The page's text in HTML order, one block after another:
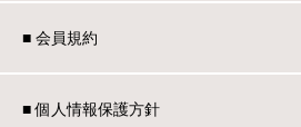
■ 会員規約
■ 個人情報保護方針